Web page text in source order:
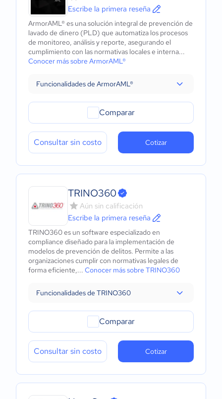
Escribe la primera reseña
ArmorAML® es una solución integral de prevención de
lavado de dinero (PLD) que automatiza los procesos
de monitoreo, análisis y reporte, asegurando el
cumplimiento con las normativas locales e interna...
Conocer más sobre ArmorAML®
Funcionalidades de ArmorAML®
Comparar
Consultar sin costo Cotizar
TRINO360
Aún sin calificación
Escribe la primera reseña
TRINO360 es un software especializado en
compliance diseñado para la implementación de
modelos de prevención de delitos. Permite a las
organizaciones cumplir con normativas legales de
forma eficiente,... Conocer más sobre TRINO360
Funcionalidades de TRINO360
Comparar
Consultar sin costo Cotizar